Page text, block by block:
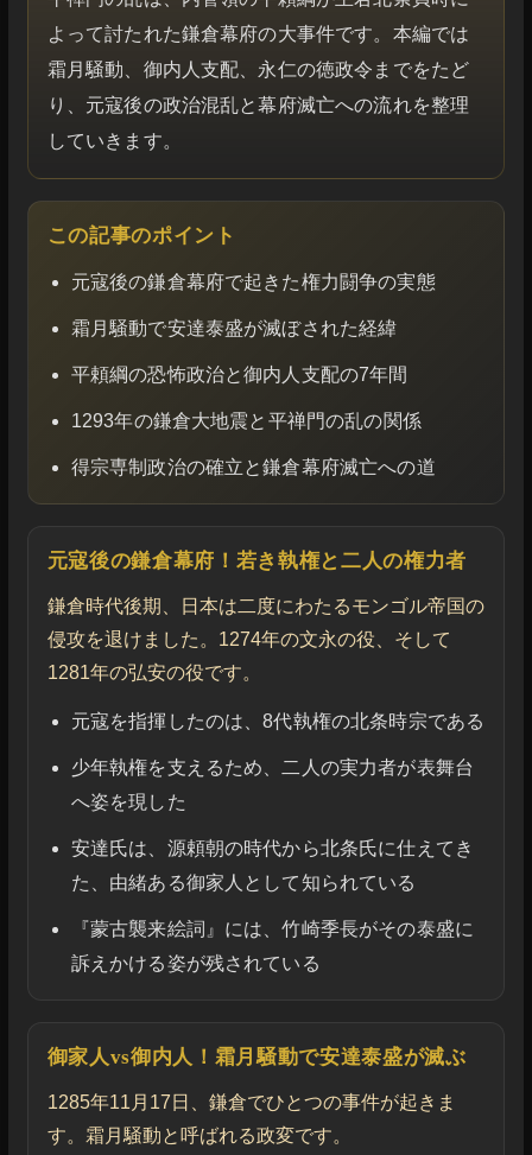
よって討たれた鎌倉幕府の大事件です。本編では
霜月騒動、御内人支配、永仁の徳政令までをたど
り、元寇後の政治混乱と幕府滅亡への流れを整理
していきます。
この記事のポイント
元寇後の鎌倉幕府で起きた権力闘争の実態
霜月騒動で安達泰盛が滅ぼされた経緯
平頼綱の恐怖政治と御内人支配の7年間
1293年の鎌倉大地震と平禅門の乱の関係
得宗専制政治の確立と鎌倉幕府滅亡への道
元寇後の鎌倉幕府！若き執権と二人の権力者
鎌倉時代後期、日本は二度にわたるモンゴル帝国の
侵攻を退けました。1274年の文永の役、そして
1281年の弘安の役です。
元寇を指揮したのは、8代執権の北条時宗である
少年執権を支えるため、二人の実力者が表舞台
へ姿を現した
安達氏は、源頼朝の時代から北条氏に仕えてき
た、由緒ある御家人として知られている
『蒙古襲来絵詞』には、竹崎季長がその泰盛に
訴えかける姿が残されている
御家人vs御内人！霜月騒動で安達泰盛が滅ぶ
1285年11月17日、鎌倉でひとつの事件が起きま
す。霜月騒動と呼ばれる政変です。